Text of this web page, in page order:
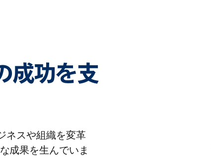
成功を支
ネスや組織を変革
成果を生んでいま